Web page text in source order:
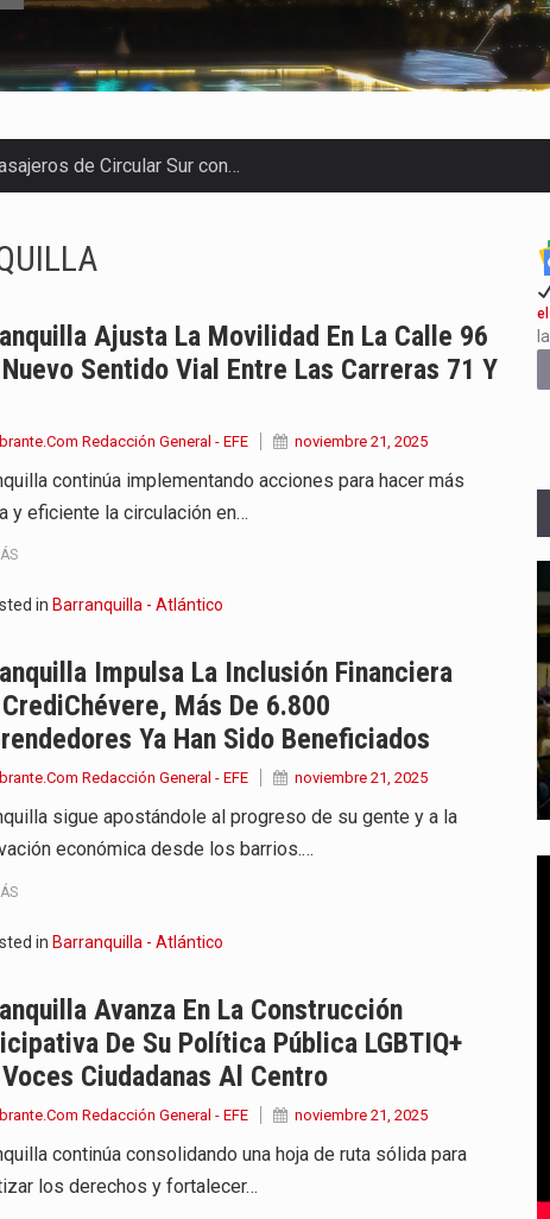
de Circular Sur con…
recibir una nueva edición…
que trabajan por…
versión de su segundo…
años de soledad de Gabriel…
por Dago García cuenta…
presenta una nueva edición…
en Bogotá con un…
selección editorial para este…
Ajusta La Movilidad En La Calle 96
Sentido Vial Entre Las Carreras 71 Y
Redacción General - EFE noviembre 21, 2025
continúa implementando acciones para hacer más
y eficiente la circulación en…
in Barranquilla - Atlántico
Impulsa La Inclusión Financiera
Más De 6.800
Ya Han Sido Beneficiados
Redacción General - EFE noviembre 21, 2025
sigue apostándole al progreso de su gente y a la
económica desde los barrios.…
in Barranquilla - Atlántico
Avanza En La Construcción
De Su Política Pública LGBTIQ+
Ciudadanas Al Centro
Redacción General - EFE noviembre 21, 2025
continúa consolidando una hoja de ruta sólida para
los derechos y fortalecer…